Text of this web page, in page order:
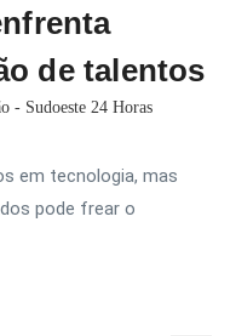
de talentos
- Sudoeste 24 Horas
em tecnologia, mas
pode frear o